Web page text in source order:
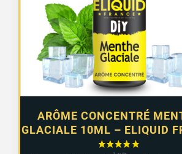
ARÔME CONCENTRÉ
GLACIALE 10ML – ELIQUID